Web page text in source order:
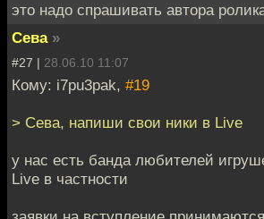
это надо спрашивать автора
Сева »
#27 | 28.06.10 11:07
Кому: i7pu3pak, #19
> Сева, напиши свои ники в Live
у нас есть банда любителей
Live в частности